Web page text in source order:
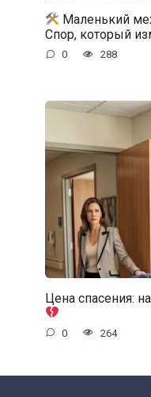
Маленький
Спор, который
0 288
Цена спасения:
0 264